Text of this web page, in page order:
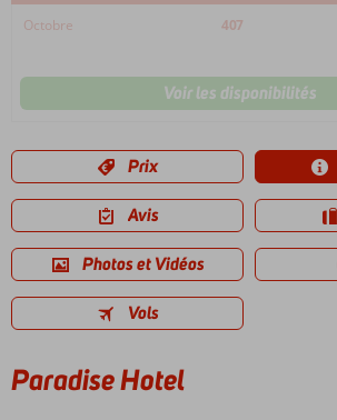
Octobre 407
Voir les disponibilités
Prix
Avis
Photos et Vidéos
Vols
Paradise Hotel